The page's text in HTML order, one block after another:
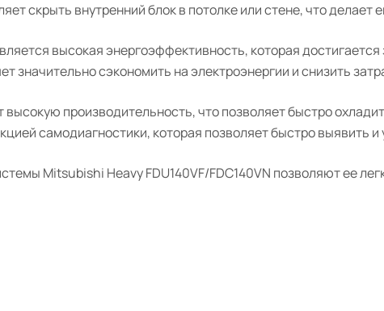
скрыть внутренний блок в потолке или стене, что делает
высокая энергоэффективность, которая достигается
значительно сэкономить на электроэнергии и снизить
производительность, что позволяет быстро
самодиагностики, которая позволяет быстро выявить
Mitsubishi Heavy FDU140VF/FDC140VN позволяют ее